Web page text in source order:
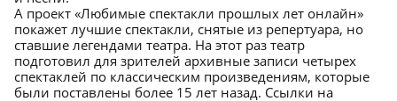
А проект «Любимые спектакли прошлых лет онлайн»
покажет лучшие спектакли, снятые из репертуара, но
ставшие легендами театра. На этот раз театр
подготовил для зрителей архивные записи четырех
спектаклей по классическим произведениям, которые
были поставлены более 15 лет назад. Ссылки на